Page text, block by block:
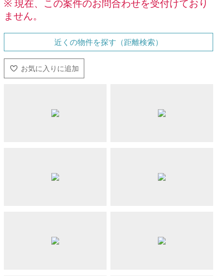
※ 現在、この案件のお問合わせを受付けており
ません。
近くの物件を探す（距離検索）